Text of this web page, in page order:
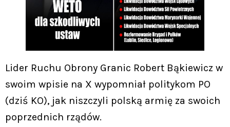
Lider Ruchu Obrony Granic Robert Bąkiewicz w
swoim wpisie na X wypomniał politykom PO
(dziś KO), jak niszczyli polską armię za swoich
poprzednich rządów.